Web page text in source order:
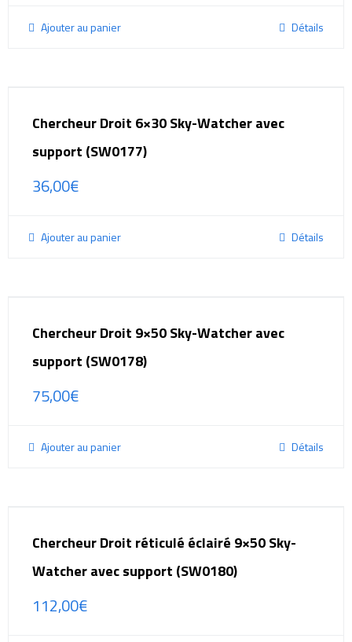
Ajouter au panier Détails
Chercheur Droit 6×30 Sky-Watcher avec
support (SW0177)
36,00€
Ajouter au panier Détails
Chercheur Droit 9×50 Sky-Watcher avec
support (SW0178)
75,00€
Ajouter au panier Détails
Chercheur Droit réticulé éclairé 9×50 Sky-
Watcher avec support (SW0180)
112,00€